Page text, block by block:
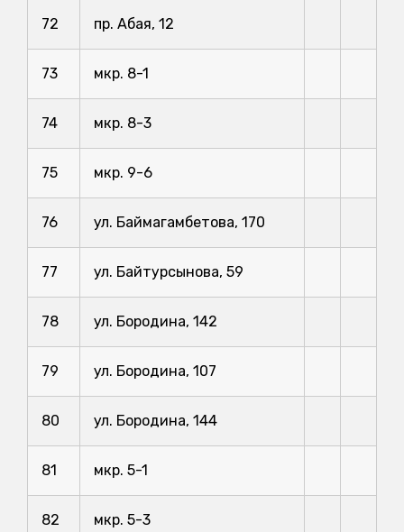
72 пр. Абая, 12
73 мкр. 8-1
74 мкр. 8-3
75 мкр. 9-6
76 ул. Баймагамбетова, 170
77 ул. Байтурсынова, 59
78 ул. Бородина, 142
79 ул. Бородина, 107
80 ул. Бородина, 144
81 мкр. 5-1
82 мкр. 5-3